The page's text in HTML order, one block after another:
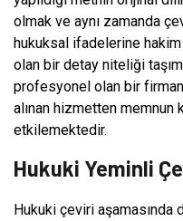
olmak ve aynı zamanda
hukuksal ifadelerine
olan bir detay niteliği
profesyonel olan bir
alınan hizmetten
etkilemektedir.
Hukuki Yeminli
Hukuki çeviri